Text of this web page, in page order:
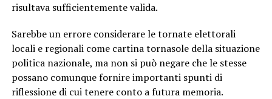
risultava sufficientemente valida.
Sarebbe un errore considerare le tornate elettorali
locali e regionali come cartina tornasole della situazione
politica nazionale, ma non si può negare che le stesse
possano comunque fornire importanti spunti di
riflessione di cui tenere conto a futura memoria.